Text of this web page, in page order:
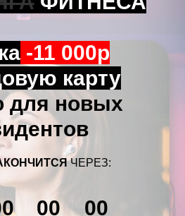
-11 000р
карту
для новых
ЧЕРЕЗ:
00 00